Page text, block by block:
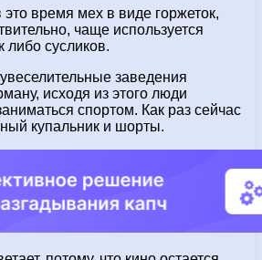
время мех в виде горжеток,
чаще используется
сусликов.
заведения
исходя из этого люди
спортом. Как раз сейчас
купальник и шорты.